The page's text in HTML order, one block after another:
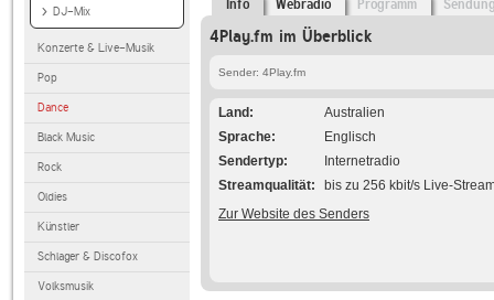
DJ-Mix
Konzerte & Live-Musik
Pop
Dance
Black Music
Rock
Oldies
Künstler
Schlager & Discofox
Volksmusik
Info Webradio Programm
4Play.fm im Überblick
Sender: 4Play.fm
Land
Australien
Sprache
Englisch
Sendertyp
Internetradio
Streamqualität
bis zu 256 kbit/s Live-
Zur Website des Senders